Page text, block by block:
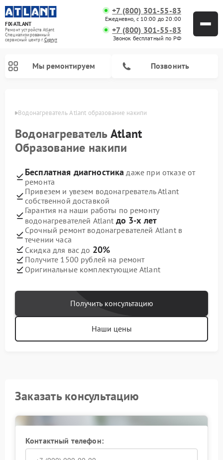
FIX-ATLANT
Ремонт устройств Atlant
Специализированный
cервисный центр г.Сургут
+7 (800) 301-55-83
Ежедневно, с 10:00 до 20:00
+7 (800) 301-55-83
Звонок бесплатный по РФ
Мы ремонтируем Позвонить
Водонагреватель Atlant образование накипи
ВодонагревательAtlant
Образование накипи
Бесплатная диагностика даже при отказе от
ремонта
Привезем и увезем водонагреватель Atlant
собственной доставкой
Гарантия на наши работы по ремонту
водонагревателей Atlant до 3-х лет
Срочный ремонт водонагревателей Atlant в
течении часа
Скидка для вас до 20%
Получите 1500 рублей на ремонт
Оригинальные комплектующие Atlant
Получить консультацию
Наши цены
Заказать консультацию
Контактный телефон: